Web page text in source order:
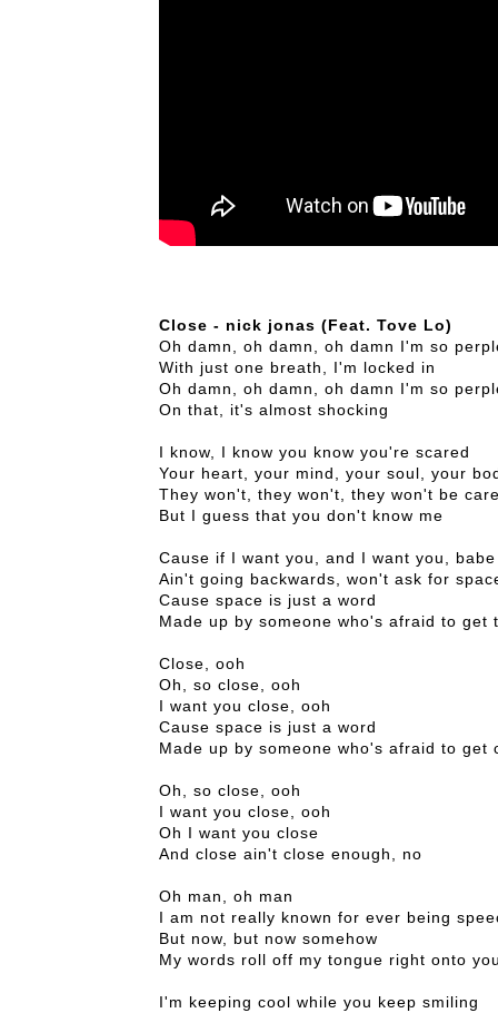
Close - nick jonas (Feat. Tove Lo)
Oh damn, oh damn, oh damn I'm so
With just one breath, I'm locked in
Oh damn, oh damn, oh damn I'm so
On that, it's almost shocking
I know, I know you know you're scared
Your heart, your mind, your soul, your
They won't, they won't, they won't be
But I guess that you don't know me
Cause if I want you, and I want you, babe
Ain't going backwards, won't ask for
Cause space is just a word
Made up by someone who's afraid to get
Close, ooh
Oh, so close, ooh
I want you close, ooh
Cause space is just a word
Made up by someone who's afraid to get
Oh, so close, ooh
I want you close, ooh
Oh I want you close
And close ain't close enough, no
Oh man, oh man
I am not really known for ever being
But now, but now somehow
My words roll off my tongue right onto
I'm keeping cool while you keep smiling